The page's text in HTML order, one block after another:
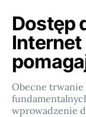
Dostęp
Obecne trwanie
wprowadzenie